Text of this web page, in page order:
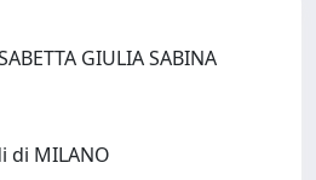
GIULIA SABINA
di MILANO